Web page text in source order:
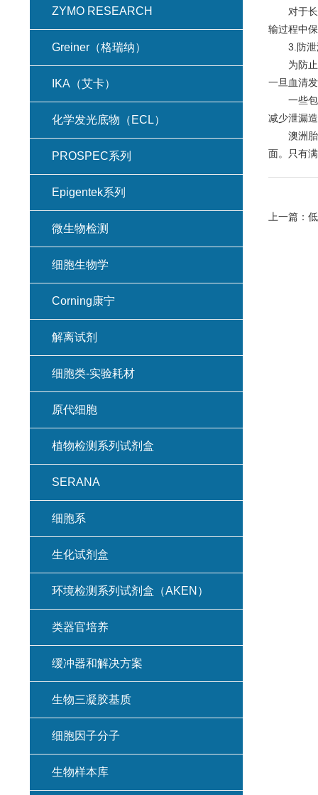
对于长途
输过程中
3.防泄
为防止血
一旦血清
一些包装
减少泄漏
澳洲胎牛
面。只有
上一篇：
ZYMO RESEARCH
Greiner（格瑞纳）
IKA（艾卡）
化学发光底物（ECL）
PROSPEC系列
Epigentek系列
微生物检测
细胞生物学
Corning康宁
解离试剂
细胞类-实验耗材
原代细胞
植物检测系列试剂盒
SERANA
细胞系
生化试剂盒
环境检测系列试剂盒（AKEN）
类器官培养
缓冲器和解决方案
生物三凝胶基质
细胞因子分子
生物样本库